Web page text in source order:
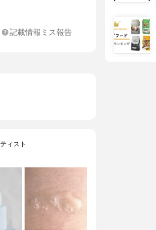
記載情報ミス報告
ィスト